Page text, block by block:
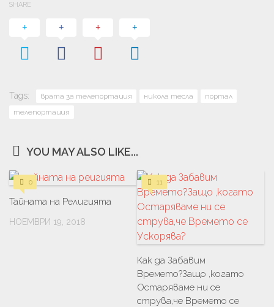
SHARE
Tags: врата за телепортация никола тесла
портал
телепортация
YOU MAY ALSO LIKE...
0
Тайната на Религията
НОЕМВРИ 19, 2018
11
Как да Забавим
Времето?Защо ,когато
Остаряваме ни се
струва,че Времето се